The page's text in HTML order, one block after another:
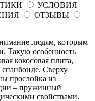
УСЛОВИЯ
ОТЗЫВЫ
людям, которым
Такую особенность
кокосовая плита,
Сверху
прослойка из
– пружинный
свойствами.